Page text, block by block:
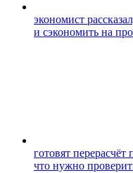
экономист
и сэкономить на
готовят
что нужно